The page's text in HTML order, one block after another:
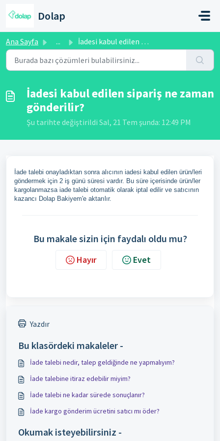
Dolap
Ana Sayfa ... İadesi kabul edilen sipariş ne zaman gönderilir?
İadesi kabul edilen sipariş ne zaman
gönderilir?
Şu tarihte değiştirildi Sal, 21 Tem şunda: 12:49 PM
İade talebi onayladıktan sonra alıcının iadesi kabul edilen ürün/leri
göndermek için 2 iş günü süresi vardır. Bu süre içerisinde ürün/ler
kargolanmazsa iade talebi otomatik olarak iptal edilir ve satıcının
kazancı Dolap Bakiyem'e aktarılır.
Bu makale sizin için faydalı oldu mu?
Hayır Evet
Yazdır
Bu klasördeki makaleler -
İade talebi nedir, talep geldiğinde ne yapmalıyım?
İade talebine itiraz edebilir miyim?
İade talebi ne kadar sürede sonuçlanır?
İade kargo gönderim ücretini satıcı mı öder?
Okumak isteyebilirsiniz -